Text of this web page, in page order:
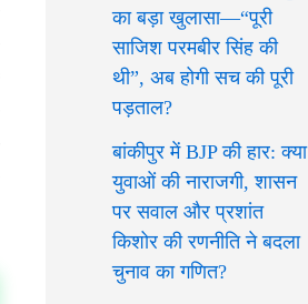
का बड़ा खुलासा—“पूरी
साजिश परमबीर सिंह की
थी”, अब होगी सच की पूरी
पड़ताल?
बांकीपुर में BJP की हार: क्या
युवाओं की नाराजगी, शासन
पर सवाल और प्रशांत
किशोर की रणनीति ने बदला
चुनाव का गणित?